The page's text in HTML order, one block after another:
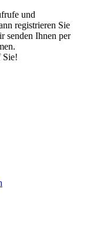
und
registrieren Sie
senden Ihnen per
Sie!